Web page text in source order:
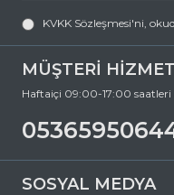
Bu fırsatı kaçırmayın ve
MÜŞTERİ
Haftaiçi 09:00-17:00 saatleri
KVKK Sözleşmesi'ni ,
SOSYAL MEDYA